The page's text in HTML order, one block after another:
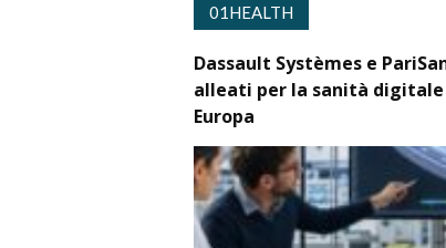
01HEALTH
Dassault Systèmes e
alleati per la sanità digitale
Europa